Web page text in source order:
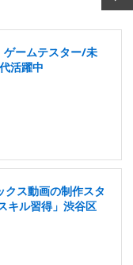
ゲームテスター/未
活躍中
クス動画の制作スタ
キル習得」渋谷区